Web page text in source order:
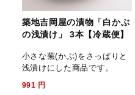
築地吉岡屋の漬物「白かぶ
の浅漬け」 3本【冷蔵便】
小さな蕪(かぶ)をさっぱりと
浅漬けにした商品です。
991 円